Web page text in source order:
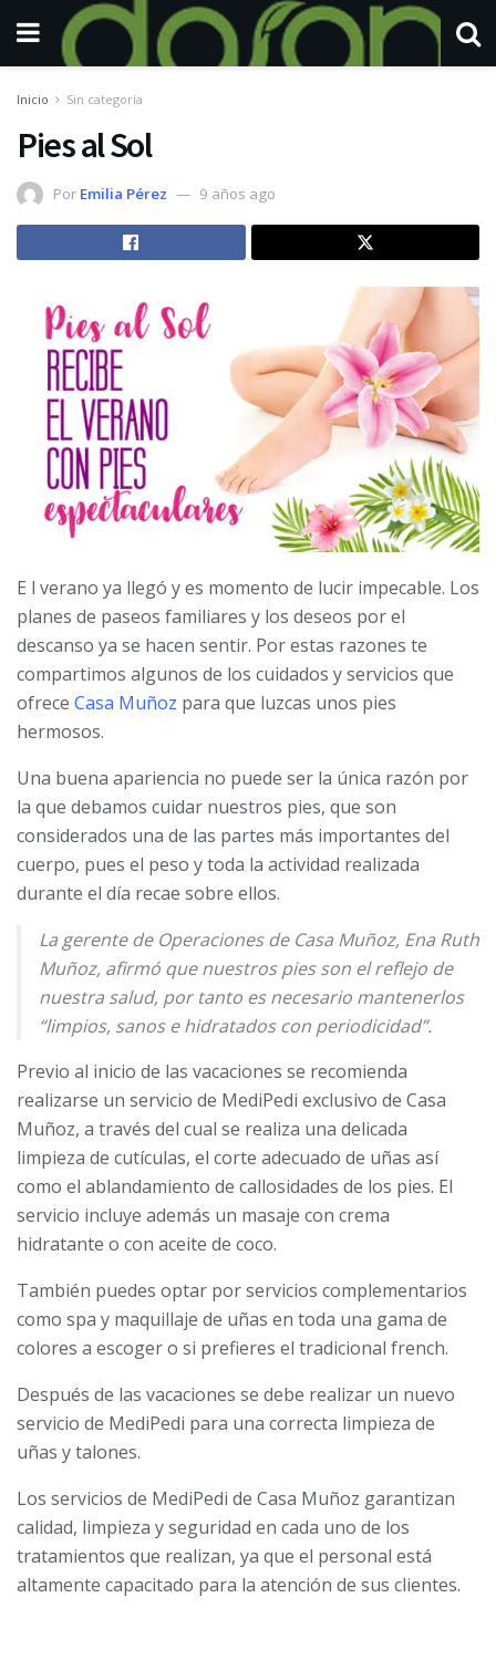
Inicio Sin categoría
Pies al Sol
Por Emilia Pérez 9 años ago
E l verano ya llegó y es momento de lucir impecable. Los
planes de paseos familiares y los deseos por el
descanso ya se hacen sentir. Por estas razones te
compartimos algunos de los cuidados y servicios que
ofrece Casa Muñoz para que luzcas unos pies
hermosos.
Una buena apariencia no puede ser la única razón por
la que debamos cuidar nuestros pies, que son
considerados una de las partes más importantes del
cuerpo, pues el peso y toda la actividad realizada
durante el día recae sobre ellos.
La gerente de Operaciones de Casa Muñoz, Ena Ruth
Muñoz, afirmó que nuestros pies son el reflejo de
nuestra salud, por tanto es necesario mantenerlos
“limpios, sanos e hidratados con periodicidad”.
Previo al inicio de las vacaciones se recomienda
realizarse un servicio de MediPedi exclusivo de Casa
Muñoz, a través del cual se realiza una delicada
limpieza de cutículas, el corte adecuado de uñas así
como el ablandamiento de callosidades de los pies. El
servicio incluye además un masaje con crema
hidratante o con aceite de coco.
También puedes optar por servicios complementarios
como spa y maquillaje de uñas en toda una gama de
colores a escoger o si prefieres el tradicional french.
Después de las vacaciones se debe realizar un nuevo
servicio de MediPedi para una correcta limpieza de
uñas y talones.
Los servicios de MediPedi de Casa Muñoz garantizan
calidad, limpieza y seguridad en cada uno de los
tratamientos que realizan, ya que el personal está
altamente capacitado para la atención de sus clientes.